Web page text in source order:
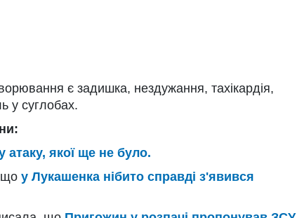
є задишка, нездужання, тахікардія,
у суглобах.
атаку, якої ще не було.
що у Лукашенка нібито справді з'явився